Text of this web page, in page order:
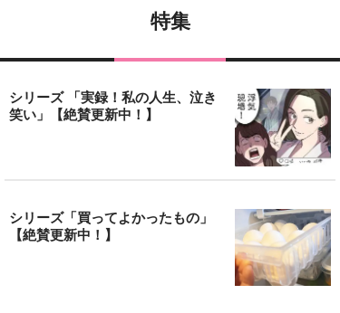
特集
シリーズ 「実録！私の人生、泣き
笑い」【絶賛更新中！】
シリーズ「買ってよかったもの」
【絶賛更新中！】